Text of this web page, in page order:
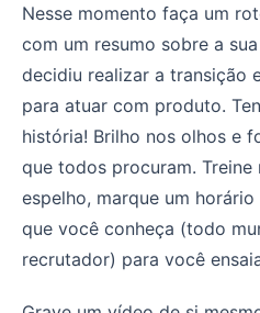
Nesse momento faça um
com um resumo sobre a
decidiu realizar a transição
para atuar com produto.
história! Brilho nos olhos e
que todos procuram.
espelho, marque um
que você conheça (todo
recrutador) para você